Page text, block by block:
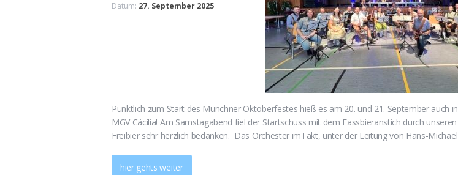
Datum: 27. September 2025
Pünktlich zum Start des Münchner Oktoberfestes hieß es am 20. und 21. September auch
MGV Cäcilia! Am Samstagabend fiel der Startschuss mit dem Fassbieranstich durch
Freibier sehr herzlich bedanken. Das Orchester imTakt, unter der Leitung von Hans-
hier gehts weiter